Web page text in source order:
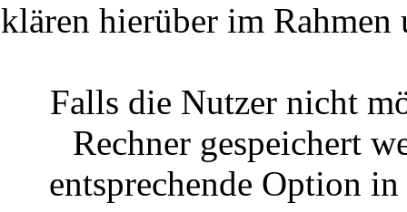
klären hierüber im Rahmen
Falls die Nutzer nicht
Rechner gespeichert
entsprechende Option